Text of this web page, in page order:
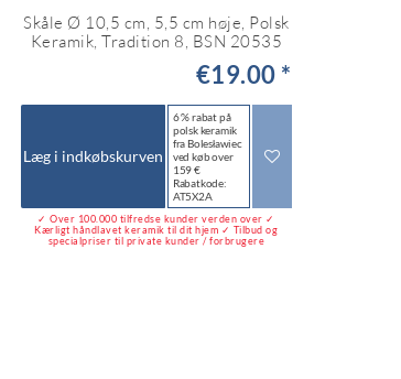
Skåle Ø 10,5 cm, 5,5 cm høje, Polsk
Keramik, Tradition 8, BSN 20535
€19.00 *
Læg i indkøbskurven
6 % rabat på
polsk keramik
fra Bolesławiec
ved køb over
159 €
Rabatkode:
AT5X2A
✓ Over 100.000 tilfredse kunder verden over ✓
Kærligt håndlavet keramik til dit hjem ✓ Tilbud og
specialpriser til private kunder / forbrugere